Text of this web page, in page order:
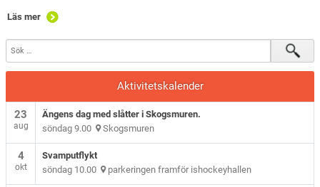
Läs mer
Aktivitetskalender
23
aug
Ängens dag med slåtter i Skogsmuren.
söndag 9.00 Skogsmuren
4
okt
Svamputflykt
söndag 10.00 parkeringen framför ishockeyhallen